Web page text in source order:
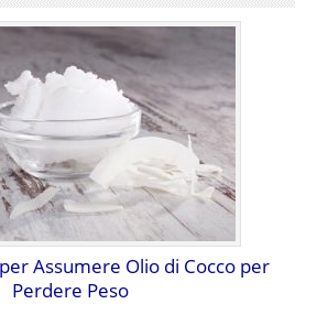
Assumere Olio di Cocco per
Perdere Peso